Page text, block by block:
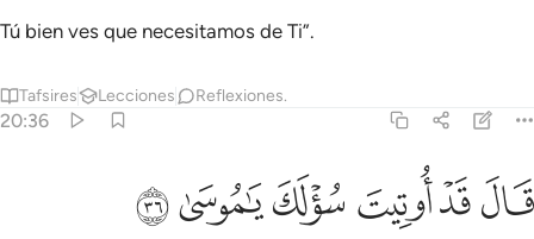
Tú bien ves que necesitamos de Ti”.
Tafsires Lecciones Reflexiones.
20:36
قال قد اوتيت سولك يا موسى ٣٦
قَالَ قَدْ أُوتِيتَ سُؤْلَكَ يَـٰمُوسَىٰ ٣٦
ﳕﳖﳗﳘﳙﳚ